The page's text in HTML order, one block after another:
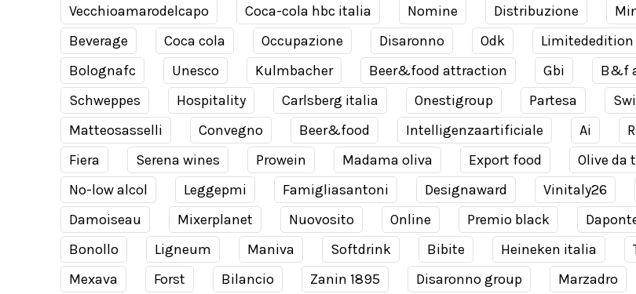
Vecchioamarodelcapo
Coca-cola hbc italia Nomine Distribuzione
Beverage
Coca cola Occupazione Disaronno Odk
Limitededition
Bolognafc
Unesco Kulmbacher Beer&food attraction Gbi
B&f
Schweppes
Hospitality Carlsberg italia Onestigroup Partesa
Matteosasselli
Convegno Beer&food Intelligenzaartificiale Ai
Fiera
Serena wines Prowein Madama oliva Export food
Olive da
No-low alcol
Leggepmi Famigliasantoni Designaward Vinitaly26
Damoiseau
Mixerplanet Nuovosito Online Premio black
Bonollo
Ligneum Maniva Softdrink Bibite Heineken italia
Mexava
Forst Bilancio Zanin 1895 Disaronno group
Marzadro